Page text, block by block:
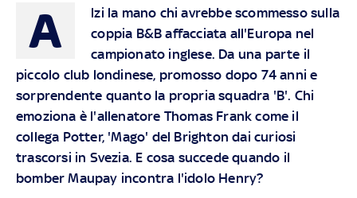
A
lzi la mano chi avrebbe scommesso sulla
coppia B&B affacciata all'Europa nel
campionato inglese. Da una parte il
piccolo club londinese, promosso dopo 74 anni e
sorprendente quanto la propria squadra 'B'. Chi
emoziona è l'allenatore Thomas Frank come il
collega Potter, 'Mago' del Brighton dai curiosi
trascorsi in Svezia. E cosa succede quando il
bomber Maupay incontra l'idolo Henry?